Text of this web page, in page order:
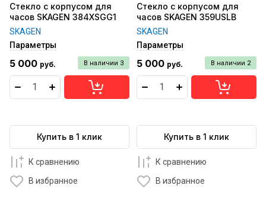
Стекло с корпусом для
часов SKAGEN 384XSGG1
SKAGEN
Параметры
В наличии 3
5 000 руб.
Купить в 1 клик
К сравнению
В избранное
Стекло с корпусом для
часов SKAGEN 359USLB
SKAGEN
Параметры
В наличии 2
5 000 руб.
Купить в 1 клик
К сравнению
В избранное